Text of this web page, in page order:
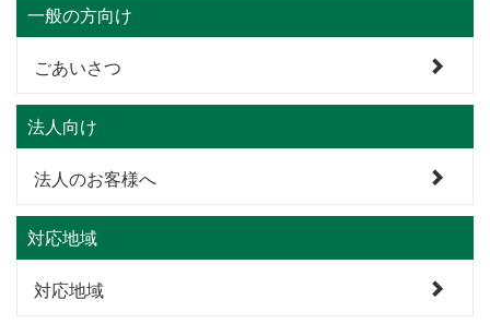
一般の方向け
ごあいさつ
法人向け
法人のお客様へ
対応地域
対応地域